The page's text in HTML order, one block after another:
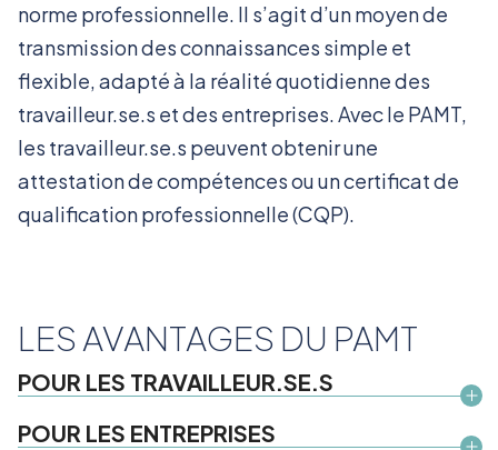
norme professionnelle. Il s’agit d’un moyen de
transmission des connaissances simple et
flexible, adapté à la réalité quotidienne des
travailleur.se.s et des entreprises. Avec le PAMT,
les travailleur.se.s peuvent obtenir une
attestation de compétences ou un certificat de
qualification professionnelle (CQP).
LES AVANTAGES DU PAMT
POUR LES TRAVAILLEUR.SE.S
POUR LES ENTREPRISES